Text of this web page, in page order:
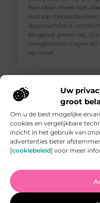
Uw
groot
Om u de best mogelijke
cookies en vergelijkbare
inzicht in het gebruik van
advertenties beter
[cookiebeleid] voor meer
Een vloer moet niet
ook aan bepaalde
duurzaamheid,
blogpost geven wij,
veelgestelde vragen en
op moet